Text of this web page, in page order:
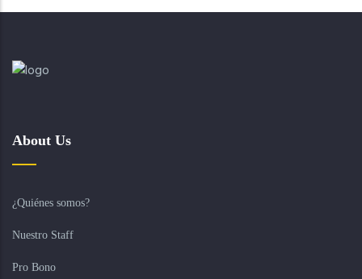
About Us
¿Quiénes somos?
Nuestro Staff
Pro Bono